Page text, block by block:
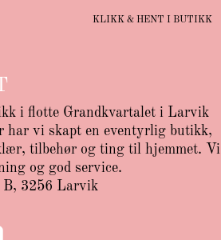
KLIKK & HENT I BUTIKK
i flotte Grandkvartalet i Larvik
har vi skapt en eventyrlig butikk,
tilbehør og ting til hjemmet. Vi
og god service.
B, 3256 Larvik